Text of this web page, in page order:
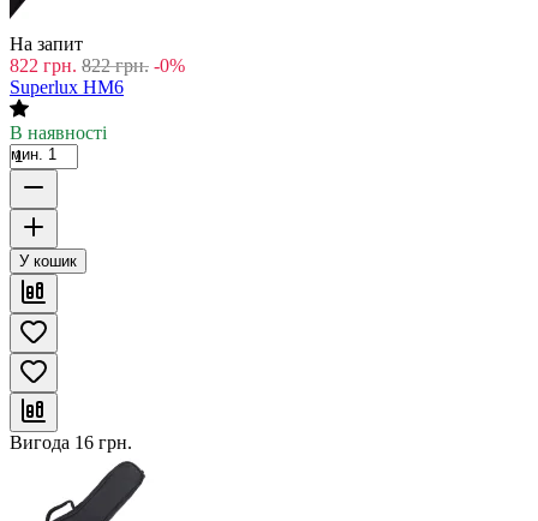
На запит
822 грн. 822 грн. -0%
Superlux HM6
В наявності
мин. 1
У кошик
Вигода 16 грн.